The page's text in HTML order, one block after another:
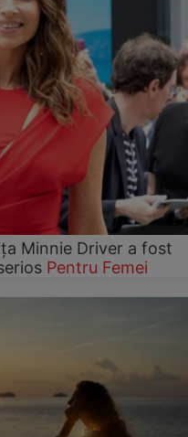
Minnie Driver a fost
Pentru Femei